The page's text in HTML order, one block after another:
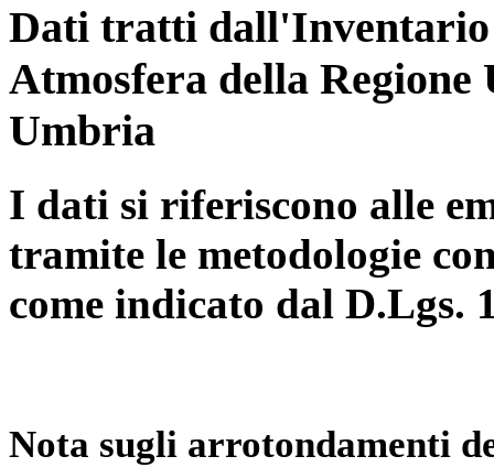
Dati tratti dall'Inventario
Atmosfera della
Umbria
I dati si riferiscono alle
tramite le metodologie
come indicato dal D.Lgs.
Nota sugli arrotondamenti